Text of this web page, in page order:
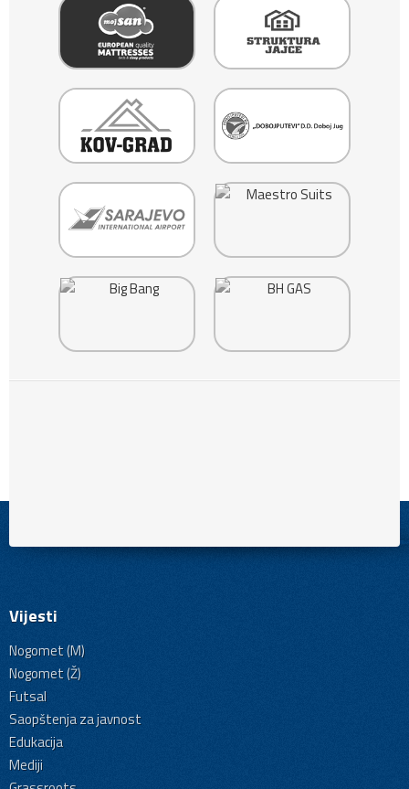
Vijesti
Nogomet (M)
Nogomet (Ž)
Futsal
Saopštenja za javnost
Edukacija
Mediji